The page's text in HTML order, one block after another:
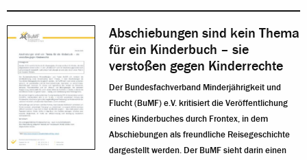
Abschiebungen sind kein Thema
für ein Kinderbuch – sie
verstoßen gegen Kinderrechte
Der Bundesfachverband Minderjährigkeit und
Flucht (BuMF) e.V. kritisiert die Veröffentlichung
eines Kinderbuches durch Frontex, in dem
Abschiebungen als freundliche Reisegeschichte
dargestellt werden. Der BuMF sieht darin einen